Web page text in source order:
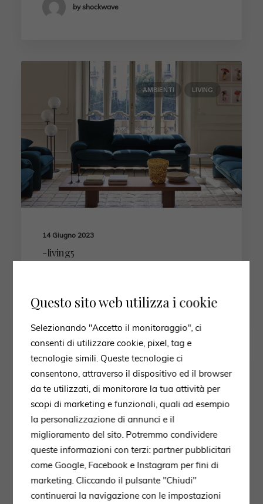
by shockwave
AMBIENTI LIVING
14 Giugno 2023
-living5
AMBIENTI LIVING
Questo sito web utilizza i cookie
Selezionando "Accetto il monitoraggio", ci
consenti di utilizzare cookie, pixel, tag e
tecnologie simili. Queste tecnologie ci
consentono, attraverso il dispositivo ed il browser
da te utilizzati, di monitorare la tua attività per
scopi di marketing e funzionali, quali ad esempio
la personalizzazione di annunci e il
miglioramento del sito. Potremmo condividere
queste informazioni con terzi: partner pubblicitari
come Google, Facebook e Instagram per fini di
marketing. Cliccando il pulsante "Chiudi"
continuerai la navigazione con le impostazioni